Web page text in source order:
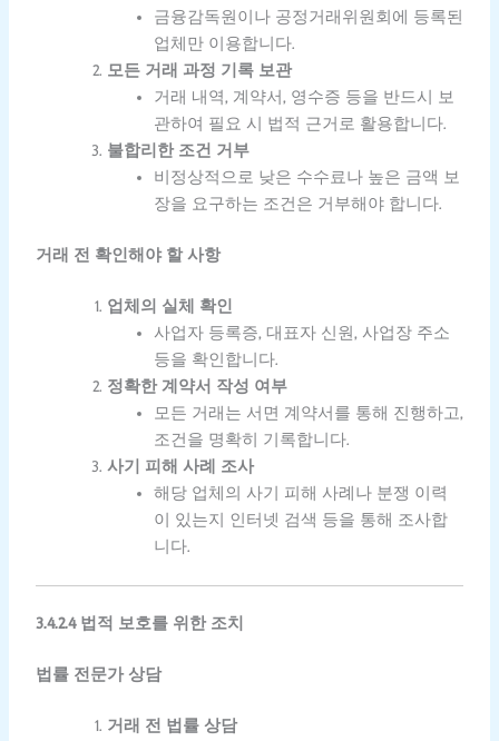
금융감독원이나 공정거래위원회에 등록된
업체만 이용합니다.
모든 거래 과정 기록 보관
거래 내역, 계약서, 영수증 등을 반드시 보
관하여 필요 시 법적 근거로 활용합니다.
불합리한 조건 거부
비정상적으로 낮은 수수료나 높은 금액 보
장을 요구하는 조건은 거부해야 합니다.
거래 전 확인해야 할 사항
업체의 실체 확인
사업자 등록증, 대표자 신원, 사업장 주소
등을 확인합니다.
정확한 계약서 작성 여부
모든 거래는 서면 계약서를 통해 진행하고,
조건을 명확히 기록합니다.
사기 피해 사례 조사
해당 업체의 사기 피해 사례나 분쟁 이력
이 있는지 인터넷 검색 등을 통해 조사합
니다.
3.4.2.4 법적 보호를 위한 조치
법률 전문가 상담
거래 전 법률 상담